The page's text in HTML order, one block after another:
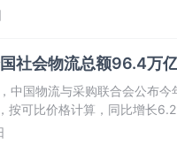
社会物流总额96.4万
中国物流与采购联合会公布
按可比价格计算，同比增长
运行稳中有进、平稳有序。